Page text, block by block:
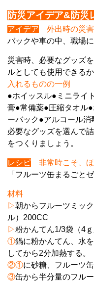
防災アイデア&防災
アイデア 外出時の災
バックや車の中、職場に
災害時、必要なグッズ
ルとしても使用できるか
入れるものの一例
●ホイッスル●ミニライ
膏●常備薬●圧縮タオル
ーバック●アルコール消
必要なグッズを選んで
をつくりましょう。
レシピ
非常時こそ、
「フルーツ缶まるごとゼ
材料
▷朝からフルーツミッ
ル）200CC
▷粉かんてん1/3袋（4ｇ
①鍋に粉かんてん、水
してから2分加熱する。
②①に砂糖、フルーツ
③缶から半分量のフル